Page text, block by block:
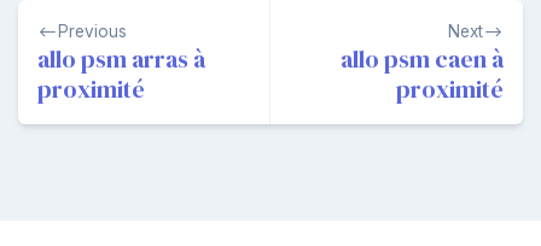
Navigation
de
l’article
Previous
allo psm arras à
proximité
Next
allo psm caen à
proximité